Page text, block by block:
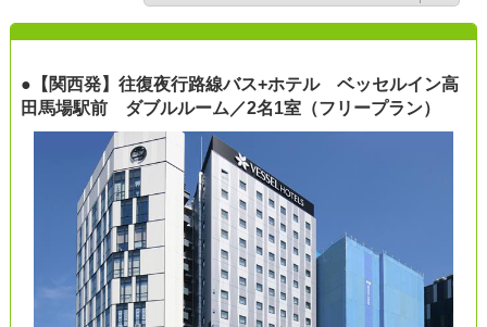
●【関西発】往復夜行路線バス+ホテル ベッセルイン高
田馬場駅前 ダブルルーム／2名1室（フリープラン）